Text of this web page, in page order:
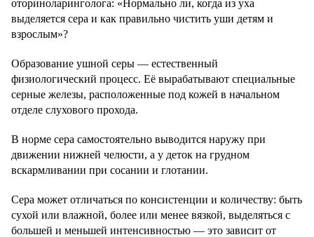
оториноларинголога: «Нормально ли, когда из уха
выделяется сера и как правильно чистить уши детям и
взрослым»?
Образование ушной серы — естественный
физиологический процесс. Её вырабатывают специальные
серные железы, расположенные под кожей в начальном
отделе слухового прохода.
В норме сера самостоятельно выводится наружу при
движении нижней челюсти, а у деток на грудном
вскармливании при сосании и глотании.
Сера может отличаться по консистенции и количеству: быть
сухой или влажной, более или менее вязкой, выделяться с
большей и меньшей интенсивностью — это зависит от